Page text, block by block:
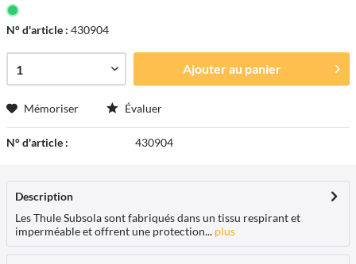
N° d'article : 430904
Ajouter au panier
Mémoriser Évaluer
N° d'article : 430904
Description
Les Thule Subsola sont fabriqués dans un tissu respirant et
imperméable et offrent une protection... plus